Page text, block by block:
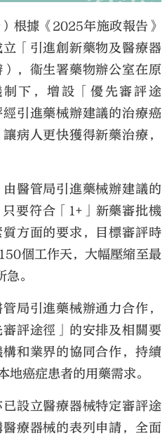
根據《2025年施政報告》
「引進創新藥物及醫療器
，衞生署藥物辦公室在原
下，增設「優先審評途
引進藥械辦建議的治療癌
病人更快獲得新藥治療，
醫管局引進藥械辦建議的
要符合「1+」新藥審批機
方面的要求，目標審評時
個工作天，大幅壓縮至最
。
局引進藥械辦通力合作，
評途徑」的安排及相關要
和業界的協同合作，持續
地癌症患者的用藥需求。
設立醫療器械特定審評途
療器械的表列申請，全面